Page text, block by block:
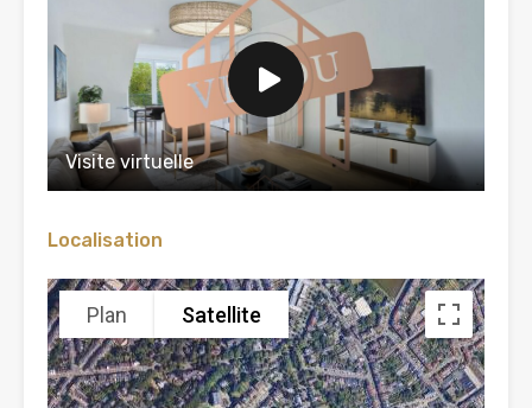
Visite virtuelle
Localisation
Plan Satellite